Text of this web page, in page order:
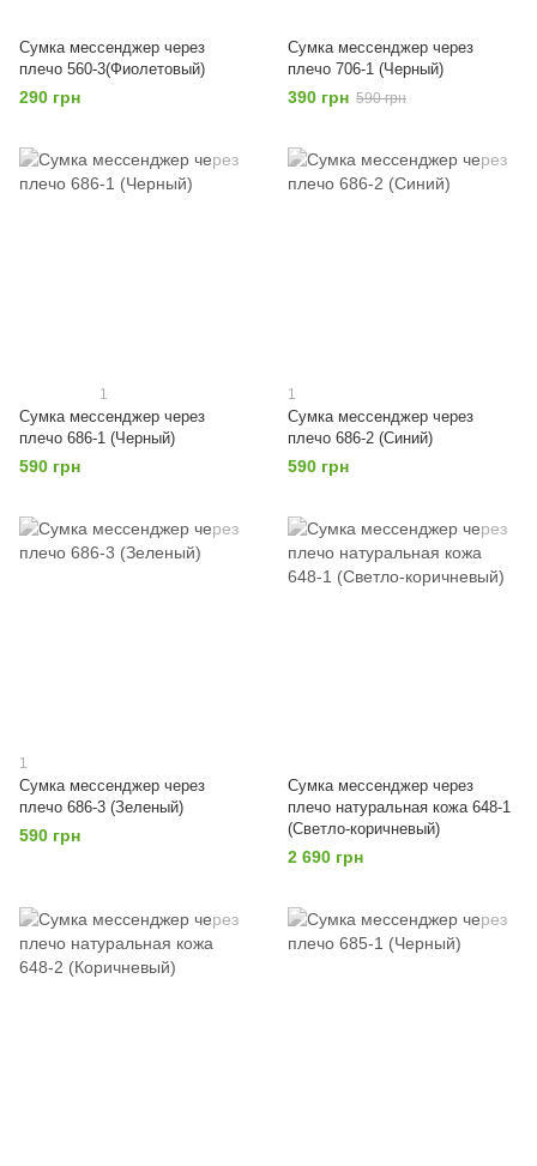
Сумка мессенджер через
плечо 560-3(Фиолетовый)
290 грн
Сумка мессенджер через
плечо 706-1 (Черный)
390 грн 590 грн
1
Сумка мессенджер через
плечо 686-1 (Черный)
590 грн
1
Сумка мессенджер через
плечо 686-2 (Синий)
590 грн
1
Сумка мессенджер через
плечо 686-3 (Зеленый)
590 грн
Сумка мессенджер через
плечо натуральная кожа 648-1
(Светло-коричневый)
2 690 грн